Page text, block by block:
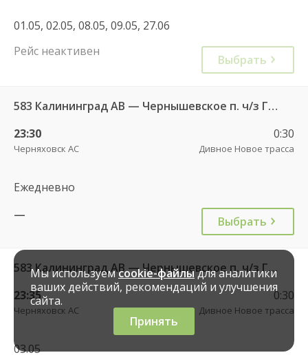
01.05, 02.05, 08.05, 09.05, 27.06
Рейс неактивен
Выбрать
583 Калининград АВ — Чернышевское п. ч/з Гвардейск КДП, Черняховск АС
23:30
Черняховск АС
0:30
Дивное Новое трасса
Ежедневно
—
Выбрать
583 Калининград АВ — Чернышевское п. ч/з Гвардейск КДП, Черняховск АС
23:35
Черняховск АС
0:30
Дивное Новое трасса
03.05
Мы используемcookie-файлыдля аналитики
ваших действий, рекомендаций и улучшения
сайта.
Принять